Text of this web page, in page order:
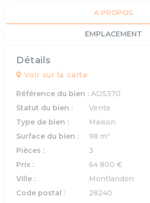
A PROPOS
EMPLACEMENT
Détails
Voir sur la carte
Référence du bien : ADS370
Statut du bien :
Vente
Type de bien :
Maison
Surface du bien :
98 m²
Pièces :
3
Prix :
64 800 €
Ville :
Montlandon
Code postal :
28240